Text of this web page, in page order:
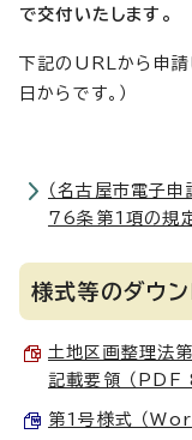
で交付いたします。
下記のURLから申請
日からです。）
（名古屋市電子申
76条第1項の規
様式等のダウン
土地区画整理法
記載要領 （
第1号様式 （